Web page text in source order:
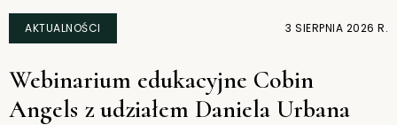
AKTUALNOŚCI 3 SIERPNIA 2026 R.
Webinarium edukacyjne Cobin
Angels z udziałem Daniela Urbana